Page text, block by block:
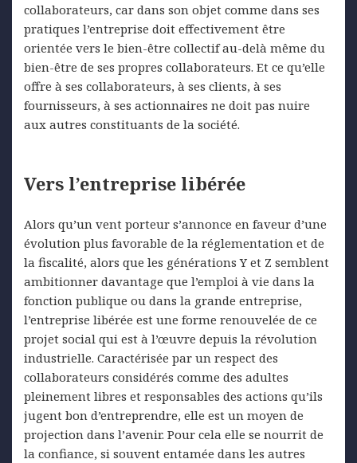
collaborateurs, car dans son objet comme dans ses
pratiques l’entreprise doit effectivement être
orientée vers le bien-être collectif au-delà même du
bien-être de ses propres collaborateurs. Et ce qu’elle
offre à ses collaborateurs, à ses clients, à ses
fournisseurs, à ses actionnaires ne doit pas nuire
aux autres constituants de la société.
Vers l’entreprise libérée
Alors qu’un vent porteur s’annonce en faveur d’une
évolution plus favorable de la réglementation et de
la fiscalité, alors que les générations Y et Z semblent
ambitionner davantage que l’emploi à vie dans la
fonction publique ou dans la grande entreprise,
l’entreprise libérée est une forme renouvelée de ce
projet social qui est à l’œuvre depuis la révolution
industrielle. Caractérisée par un respect des
collaborateurs considérés comme des adultes
pleinement libres et responsables des actions qu’ils
jugent bon d’entreprendre, elle est un moyen de
projection dans l’avenir. Pour cela elle se nourrit de
la confiance, si souvent entamée dans les autres